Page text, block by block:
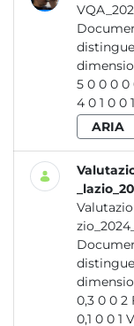
5 0 0 0 0 0 FR 12060072 Settefrati 50,6
ARIA
0,3 0 0 2 FR 12060072 Settefrati 50,6 21 11 12 4 0